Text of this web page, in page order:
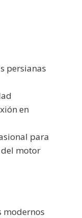
persianas
en
para
motor
modernos